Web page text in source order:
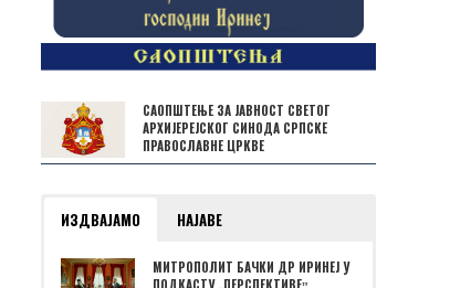
САОПШТЕЊЕ ЗА ЈАВНОСТ СВЕТОГ
АРХИЈЕРЕЈСКОГ СИНОДА СРПСКЕ
ПРАВОСЛАВНЕ ЦРКВЕ
ИЗДВАЈАМО НАЈАВЕ
МИТРОПОЛИТ БАЧКИ ДР ИРИНЕЈ У